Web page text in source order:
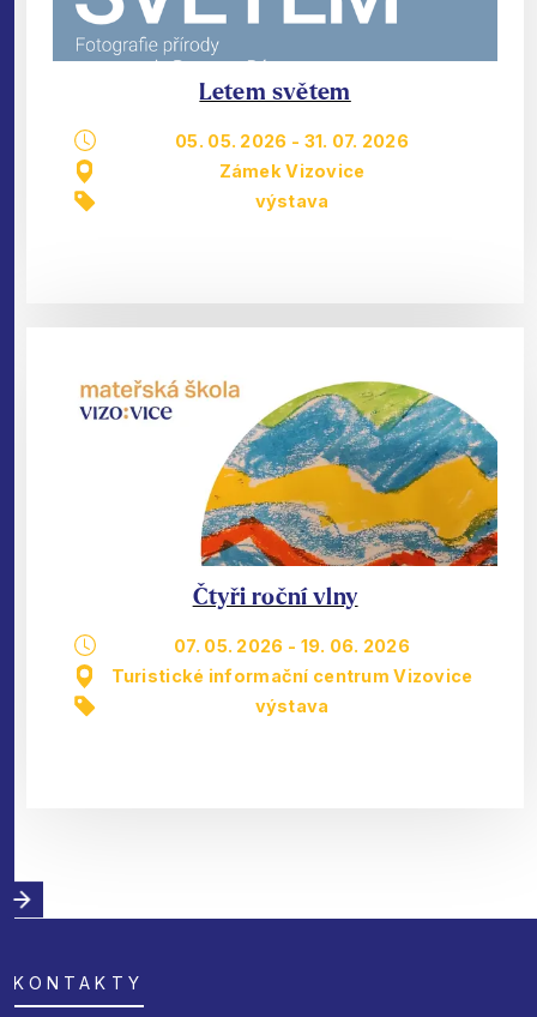
Letem světem
05. 05. 2026 - 31. 07. 2026
Zámek Vizovice
výstava
Čtyři roční vlny
07. 05. 2026 - 19. 06. 2026
Turistické informační centrum Vizovice
výstava
KONTAKTY